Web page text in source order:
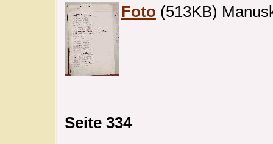
Foto (513KB)
Seite 334